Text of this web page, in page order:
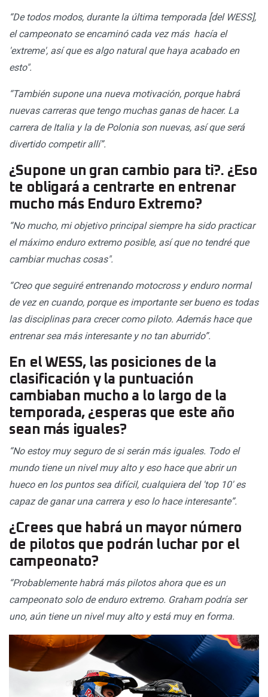
“De todos modos, durante la última temporada [del WESS],
el campeonato se encaminó cada vez más hacía el
'extreme', así que es algo natural que haya acabado en
esto".
“También supone una nueva motivación, porque habrá
nuevas carreras que tengo muchas ganas de hacer. La
carrera de Italia y la de Polonia son nuevas, así que será
divertido competir allí”.
¿Supone un gran cambio para ti?. ¿Eso
te obligará a centrarte en entrenar
mucho más Enduro Extremo?
“No mucho, mi objetivo principal siempre ha sido practicar
el máximo enduro extremo posible, así que no tendré que
cambiar muchas cosas".
“Creo que seguiré entrenando motocross y enduro normal
de vez en cuando, porque es importante ser bueno es todas
las disciplinas para crecer como piloto. Además hace que
entrenar sea más interesante y no tan aburrido”.
En el WESS, las posiciones de la
clasificación y la puntuación
cambiaban mucho a lo largo de la
temporada, ¿esperas que este año
sean más iguales?
“No estoy muy seguro de si serán más iguales. Todo el
mundo tiene un nivel muy alto y eso hace que abrir un
hueco en los puntos sea difícil, cualquiera del 'top 10' es
capaz de ganar una carrera y eso lo hace interesante”.
¿Crees que habrá un mayor número
de pilotos que podrán luchar por el
campeonato?
“Probablemente habrá más pilotos ahora que es un
campeonato solo de enduro extremo. Graham podría ser
uno, aún tiene un nivel muy alto y está muy en forma.